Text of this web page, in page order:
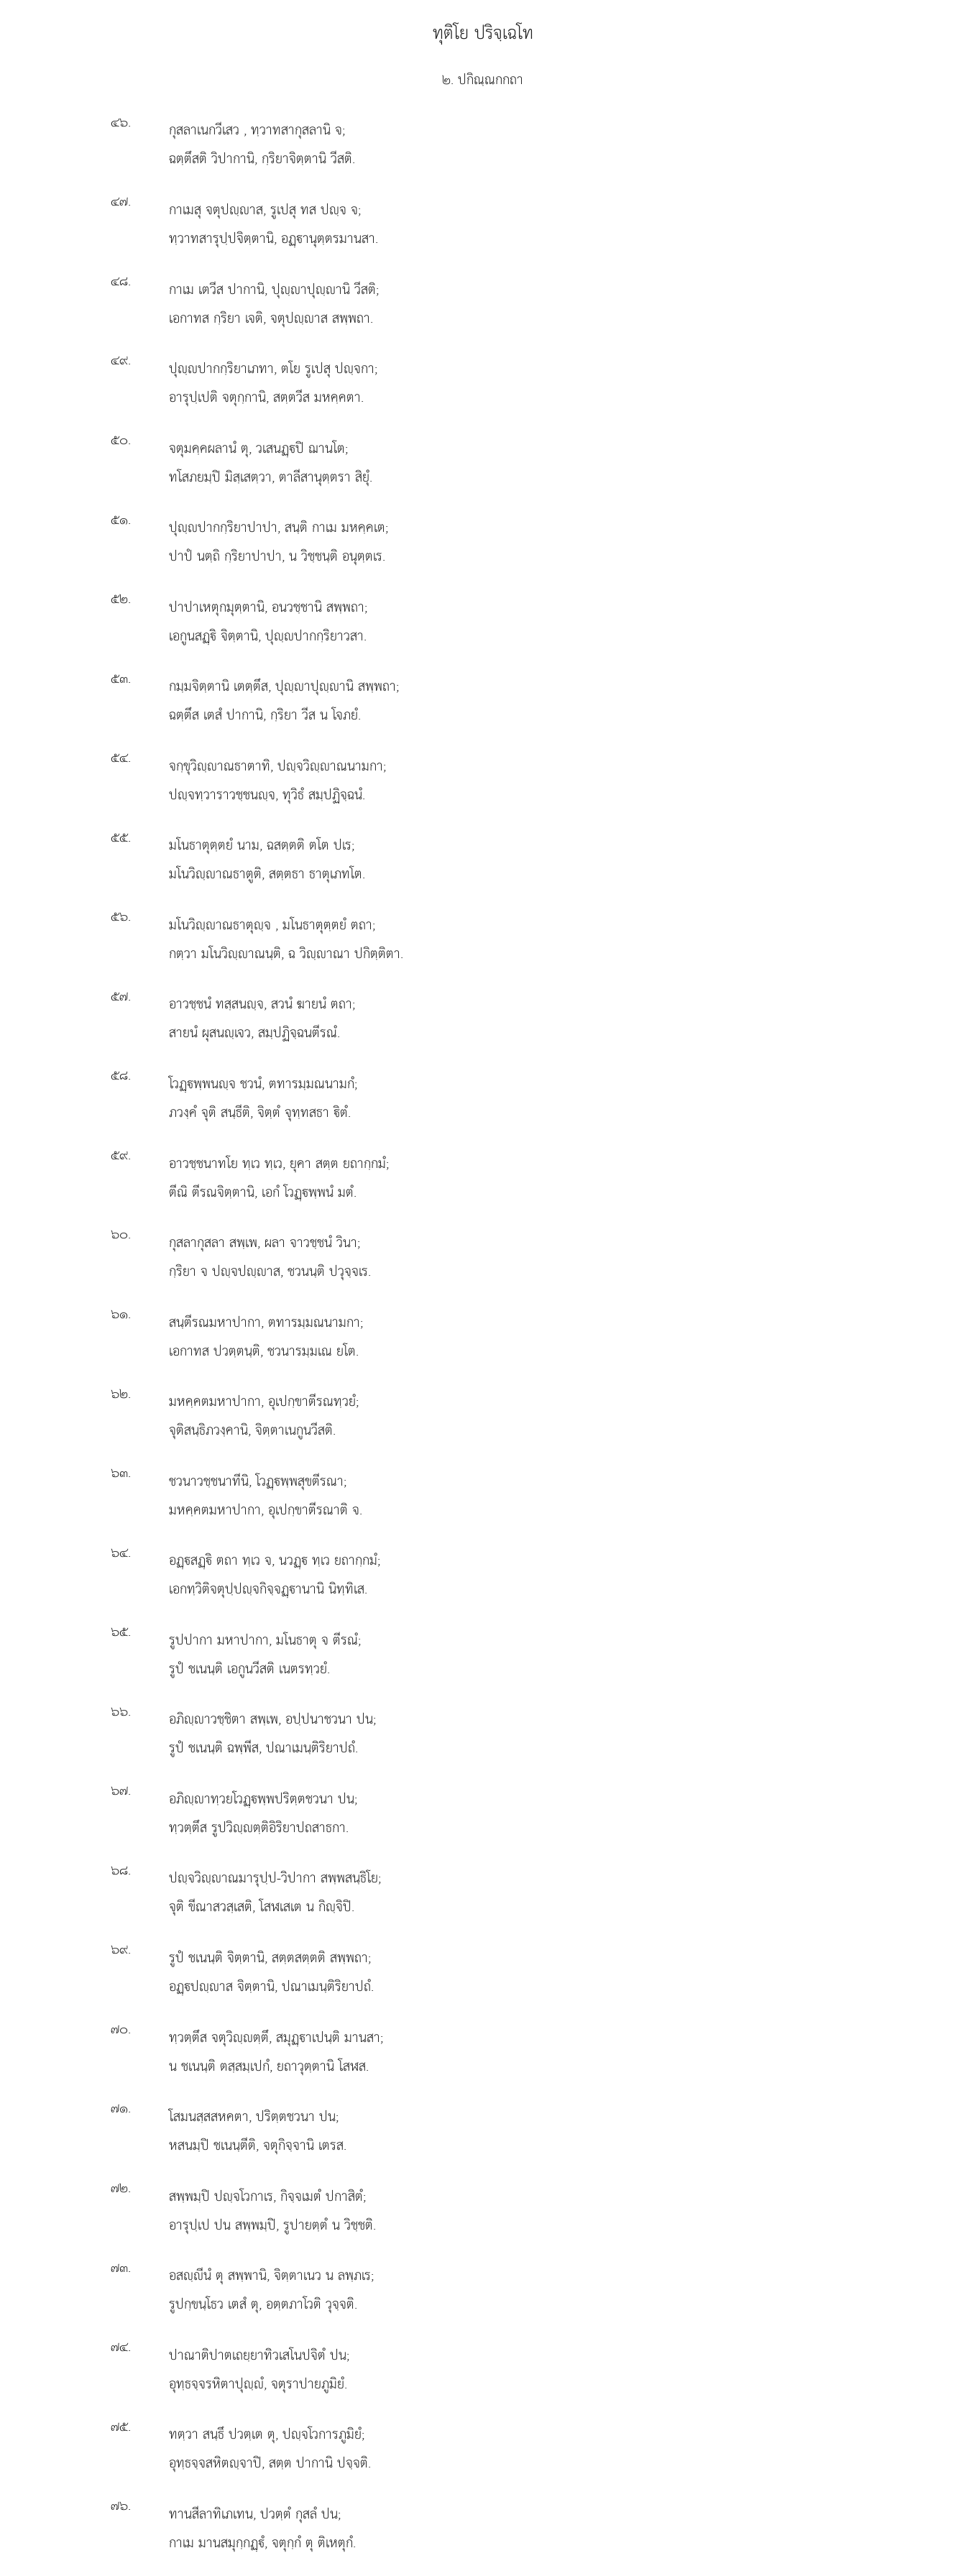
ทุติโย ปริจฺเฉโท
๒. ปกิณฺณกกถา
๔๖. กุสลาเนกวีเสว , ทฺวาทสากุสลานิ จ;
ฉตฺตึสติ วิปากานิ, กฺริยาจิตฺตานิ วีสติ.
๔๗.
กาเมสุ จตุปฺาส, รูเปสุ ทส ปฺจ จ;
ทฺวาทสารุปฺปจิตฺตานิ, อฏฺานุตฺตรมานสา.
๔๘.
กาเม เตวีส ปากานิ, ปุฺาปุฺานิ วีสติ;
เอกาทส กฺริยา เจติ, จตุปฺาส สพฺพถา.
๔๙.
ปุฺปากกฺริยาเภทา, ตโย รูเปสุ ปฺจกา;
อารุปฺเปติ จตุกฺกานิ, สตฺตวีส มหคฺคตา.
๕๐.
จตุมคฺคผลานํ ตุ, วเสนฏฺปิ ฌานโต;
ทโสภยมฺปิ มิสฺเสตฺวา, ตาลีสานุตฺตรา สิยุํ.
๕๑.
ปุฺปากกฺริยาปาปา, สนฺติ กาเม มหคฺคเต;
ปาปํ นตฺถิ กฺริยาปาปา, น วิชฺชนฺติ อนุตฺตเร.
๕๒.
ปาปาเหตุกมุตฺตานิ, อนวชฺชานิ สพฺพถา;
เอกูนสฏฺิ จิตฺตานิ, ปุฺปากกฺริยาวสา.
๕๓.
กมฺมจิตฺตานิ เตตฺตึส, ปุฺาปุฺานิ สพฺพถา;
ฉตฺตึส เตสํ ปากานิ, กฺริยา วีส น โจภยํ.
๕๔.
จกฺขุวิฺาณธาตาทิ, ปฺจวิฺาณนามกา;
ปฺจทฺวาราวชฺชนฺจ, ทุวิธํ สมฺปฏิจฺฉนํ.
๕๕.
มโนธาตุตฺตยํ นาม, ฉสตฺตติ ตโต ปเร;
มโนวิฺาณธาตูติ, สตฺตธา ธาตุเภทโต.
๕๖. มโนวิฺาณธาตุฺจ , มโนธาตุตฺตยํ ตถา;
กตฺวา มโนวิฺาณนฺติ, ฉ วิฺาณา ปกิตฺติตา.
๕๗.
อาวชฺชนํ ทสฺสนฺจ, สวนํ ฆายนํ ตถา;
สายนํ ผุสนฺเจว, สมฺปฏิจฺฉนตีรณํ.
๕๘. โวฏฺพฺพนฺจ ชวนํ, ตทารมฺมณนามกํ;
ภวงฺคํ จุติ สนฺธีติ, จิตฺตํ จุทฺทสธา ิตํ.
๕๙.
อาวชฺชนาทโย ทฺเว ทฺเว, ยุคา สตฺต ยถากฺกมํ;
ตีณิ ตีรณจิตฺตานิ, เอกํ โวฏฺพฺพนํ มตํ.
๖๐.
กุสลากุสลา สพฺเพ, ผลา จาวชฺชนํ วินา;
กฺริยา จ ปฺจปฺาส, ชวนนฺติ ปวุจฺจเร.
๖๑.
สนฺตีรณมหาปากา, ตทารมฺมณนามกา;
เอกาทส ปวตฺตนฺติ, ชวนารมฺมเณ ยโต.
๖๒.
มหคฺคตมหาปากา, อุเปกฺขาตีรณทฺวยํ;
จุติสนฺธิภวงฺคานิ, จิตฺตาเนกูนวีสติ.
๖๓.
ชวนาวชฺชนาทีนิ, โวฏฺพฺพสุขตีรณา;
มหคฺคตมหาปากา, อุเปกฺขาตีรณาติ จ.
๖๔.
อฏฺสฏฺิ ตถา ทฺเว จ, นวฏฺ ทฺเว ยถากฺกมํ;
เอกทฺวิติจตุปฺปฺจกิจฺจฏฺานานิ นิทฺทิเส.
๖๕.
รูปปากา มหาปากา, มโนธาตุ จ ตีรณํ;
รูปํ ชเนนฺติ เอกูนวีสติ เนตรทฺวยํ.
๖๖.
อภิฺาวชฺชิตา สพฺเพ, อปฺปนาชวนา ปน;
รูปํ ชเนนฺติ ฉพฺพีส, ปณาเมนฺติริยาปถํ.
๖๗.
อภิฺาทฺวยโวฏฺพฺพปริตฺตชวนา ปน;
ทฺวตฺตึส รูปวิฺตฺติอิริยาปถสาธกา.
๖๘. ปฺจวิฺาณมารุปฺป-วิปากา สพฺพสนฺธิโย;
จุติ ขีณาสวสฺเสติ, โสฬเสเต น กิฺจิปิ.
๖๙.
รูปํ ชเนนฺติ จิตฺตานิ, สตฺตสตฺตติ สพฺพถา;
อฏฺปฺาส จิตฺตานิ, ปณาเมนฺติริยาปถํ.
๗๐. ทฺวตฺตึส จตุวิฺตฺตึ, สมุฏฺาเปนฺติ มานสา;
น ชเนนฺติ ตสฺสมฺเปกํ, ยถาวุตฺตานิ โสฬส.
๗๑.
โสมนสฺสสหคตา, ปริตฺตชวนา ปน;
หสนมฺปิ ชเนนฺตีติ, จตุกิจฺจานิ เตรส.
๗๒.
สพฺพมฺปิ ปฺจโวกาเร, กิจฺจเมตํ ปกาสิตํ;
อารุปฺเป ปน สพฺพมฺปิ, รูปายตฺตํ น วิชฺชติ.
๗๓.
อสฺีนํ ตุ สพฺพานิ, จิตฺตาเนว น ลพฺภเร;
รูปกฺขนฺโธว เตสํ ตุ, อตฺตภาโวติ วุจฺจติ.
๗๔.
ปาณาติปาตเถยฺยาทิวเสโนปจิตํ ปน;
อุทฺธจฺจรหิตาปุฺํ, จตุราปายภูมิยํ.
๗๕.
ทตฺวา สนฺธึ ปวตฺเต ตุ, ปฺจโวการภูมิยํ;
อุทฺธจฺจสหิตฺจาปิ, สตฺต ปากานิ ปจฺจติ.
๗๖.
ทานสีลาทิเภเทน, ปวตฺตํ กุสลํ ปน;
กาเม มานสมุกฺกฏฺํ, จตุกฺกํ ตุ ติเหตุกํ.